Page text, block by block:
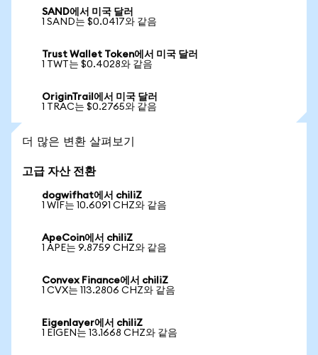
SAND에서 미국 달러
1 SAND는 $0.0417와 같음
Trust Wallet Token에서 미국 달러
1 TWT는 $0.4028와 같음
OriginTrail에서 미국 달러
1 TRAC는 $0.2765와 같음
더 많은 변환 살펴보기
고급 자산 전환
dogwifhat에서 chiliZ
1 WIF는 10.6091 CHZ와 같음
ApeCoin에서 chiliZ
1 APE는 9.8759 CHZ와 같음
Convex Finance에서 chiliZ
1 CVX는 113.2806 CHZ와 같음
Eigenlayer에서 chiliZ
1 EIGEN는 13.1668 CHZ와 같음